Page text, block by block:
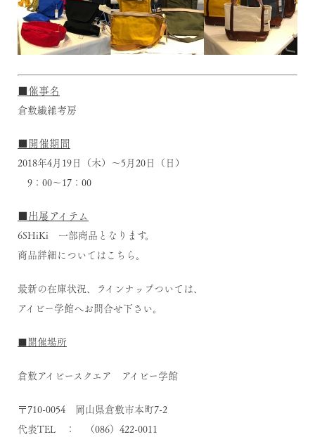
■催事名
倉敷繊維考房
■開催期間
2018年4月19日（木）～5月20日（日）
9：00～17：00
■出展アイテム
6SHiKi 一部商品となります。
商品詳細についてはこちら。
最新の在庫状況、ラインナップついては、
アイビー学館へお問合せ下さい。
■開催場所
倉敷アイビースクエア アイビー学館
〒710-0054 岡山県倉敷市本町7-2
代表TEL ： （086）422-0011